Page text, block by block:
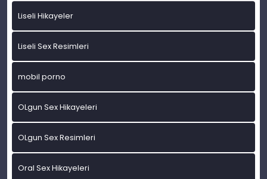
Liseli Hikayeler
Liseli Sex Resimleri
mobil porno
OLgun Sex Hikayeleri
OLgun Sex Resimleri
Oral Sex Hikayeleri